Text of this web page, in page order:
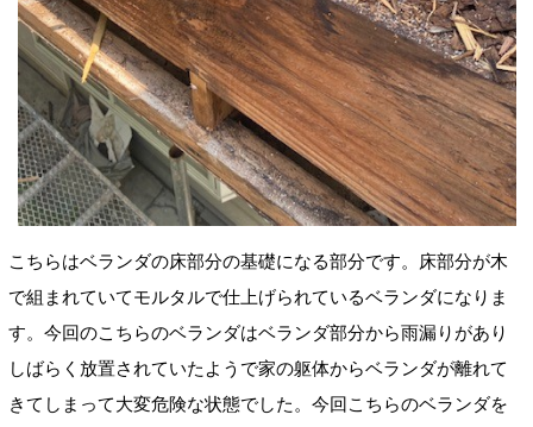
こちらはベランダの床部分の基礎になる部分です。床部分が木
で組まれていてモルタルで仕上げられているベランダになりま
す。今回のこちらのベランダはベランダ部分から雨漏りがあり
しばらく放置されていたようで家の躯体からベランダが離れて
きてしまって大変危険な状態でした。今回こちらのベランダを